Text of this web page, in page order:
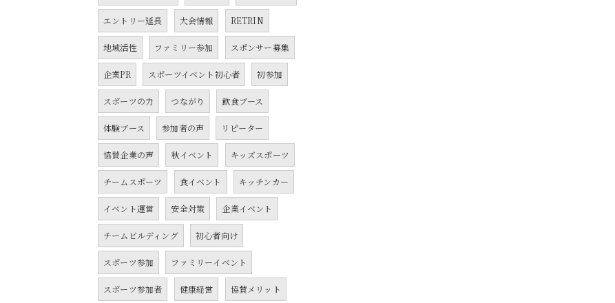
エントリー延長 大会情報 RETRIN
地域活性 ファミリー参加 スポンサー募集
企業PR スポーツイベント初心者 初参加
スポーツの力 つながり 飲食ブース
体験ブース 参加者の声 リピーター
協賛企業の声 秋イベント キッズスポーツ
チームスポーツ 食イベント キッチンカー
イベント運営 安全対策 企業イベント
チームビルディング 初心者向け
スポーツ参加 ファミリーイベント
スポーツ参加者 健康経営 協賛メリット